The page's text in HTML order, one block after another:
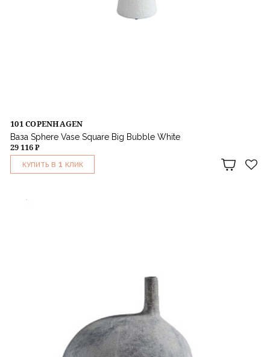
101 COPENHAGEN
Ваза Sphere Vase Square Big Bubble White
29 116 ₽
КУПИТЬ В 1 КЛИК